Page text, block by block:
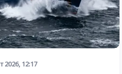
2026, 12:17